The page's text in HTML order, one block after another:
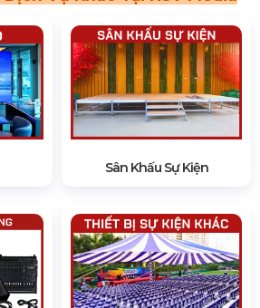
Sân Khấu Sự Kiện